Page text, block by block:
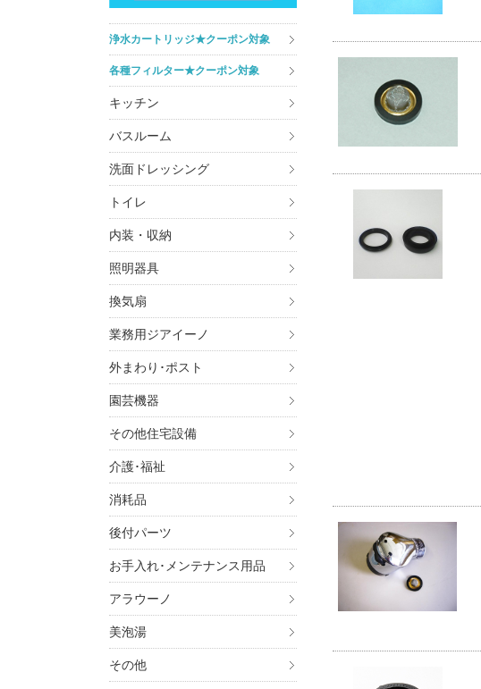
浄水カートリッジ★クーポン対象
各種フィルター★クーポン対象
キッチン
バスルーム
洗面ドレッシング
トイレ
内装・収納
照明器具
換気扇
業務用ジアイーノ
外まわり･ポスト
園芸機器
その他住宅設備
介護･福祉
消耗品
後付パーツ
お手入れ･メンテナンス用品
アラウーノ
美泡湯
その他